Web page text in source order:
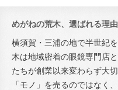
めがねの荒木、選ばれる理由
横須賀・三浦の地で半世紀
木は地域密着の眼鏡専門店
たちが創業以来変わらず大
「モノ」を売るのではなく